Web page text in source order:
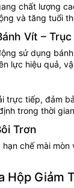
chất lượng
và tăng tuổi
Vít –
sử dụng
lực hiệu quả,
trực tiếp, đảm
trong thời
Trơn
hạn chế mài
Hộp Giảm